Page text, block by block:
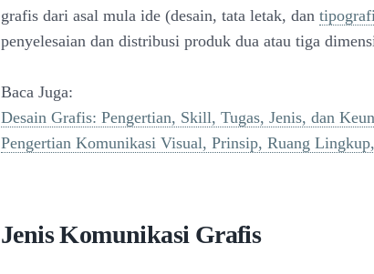
grafis dari asal mula ide (desain, tata letak, dan
penyelesaian dan distribusi produk dua atau tiga
Baca Juga:
Desain Grafis: Pengertian, Skill, Tugas, Jenis, dan
Pengertian Komunikasi Visual, Prinsip, Ruang
Jenis Komunikasi Grafis